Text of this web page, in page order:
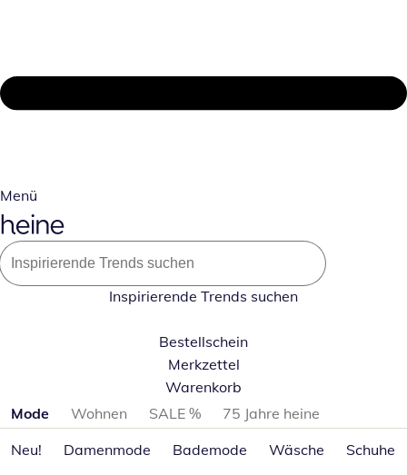
Menü
Inspirierende Trends suchen
Bestellschein
Merkzettel
Warenkorb
Produktkategorien überspringen
Mode Wohnen SALE %
75 Jahre heine
Neu!
Damenmode Bademode Wäsche Schuhe